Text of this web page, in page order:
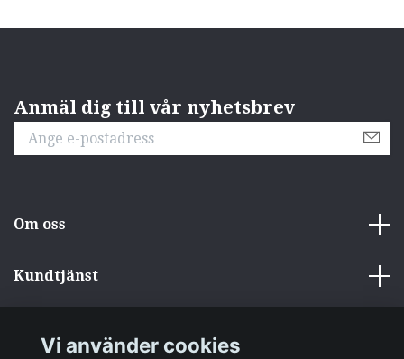
Anmäl dig till vår nyhetsbrev
Om oss
Kundtjänst
Vi använder cookies